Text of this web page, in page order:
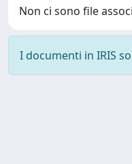
Non ci sono file
I documenti in IRIS